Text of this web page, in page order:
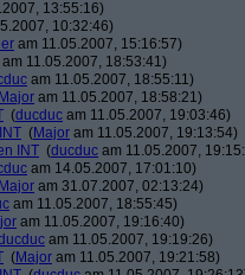
13:55:16)
10:32:46)
am 11.05.2007, 15:16:57)
am 11.05.2007, 18:53:41)
am 11.05.2007, 18:55:11)
Major am 11.05.2007, 18:58:21)
(ducduc am 11.05.2007, 19:03:46)
(Major am 11.05.2007, 19:13:54)
INT (ducduc am 11.05.2007,
am 14.05.2007, 17:01:10)
Major am 31.07.2007, 02:13:24)
am 11.05.2007, 18:55:45)
am 11.05.2007, 19:16:40)
am 11.05.2007, 19:19:26)
(Major am 11.05.2007, 19:21:58)